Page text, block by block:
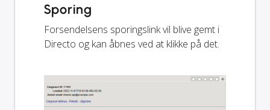
Sporing
Forsendelsens sporingslink vil blive gemt i
Directo og kan åbnes ved at klikke på det.